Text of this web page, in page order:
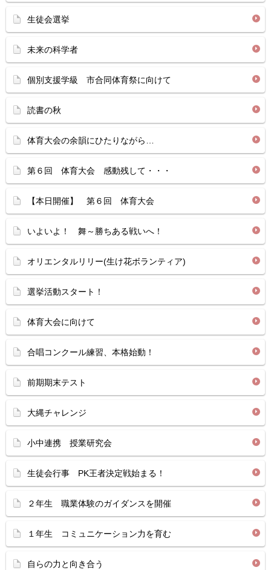
生徒会選挙
未来の科学者
個別支援学級 市合同体育祭に向けて
読書の秋
体育大会の余韻にひたりながら…
第６回 体育大会 感動残して・・・
【本日開催】 第６回 体育大会
いよいよ！ 舞～勝ちある戦いへ！
オリエンタルリリー(生け花ボランティア)
選挙活動スタート！
体育大会に向けて
合唱コンクール練習、本格始動！
前期期末テスト
大縄チャレンジ
小中連携 授業研究会
生徒会行事 PK王者決定戦始まる！
２年生 職業体験のガイダンスを開催
１年生 コミュニケーション力を育む
自らの力と向き合う